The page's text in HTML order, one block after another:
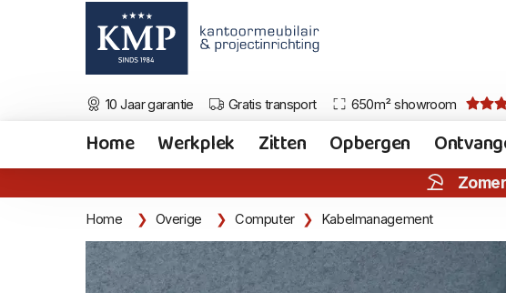
10 Jaar garantie Gratis transport 650m² showroom
Home Werkplek Zitten Opbergen
Home Overige Computer Kabelmanagement